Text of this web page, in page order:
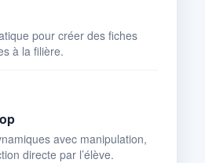
pour créer des fiches
à la filière.
avec manipulation,
directe par l’élève.